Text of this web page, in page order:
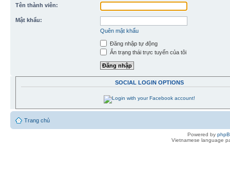
Tên thành viên:
Mật khẩu:
Quên mật khẩu
Đăng nhập tự động
Ẩn trạng thái trực tuyến của tôi
SOCIAL LOGIN OPTIONS
Trang chủ
Powered by
Vietnamese language